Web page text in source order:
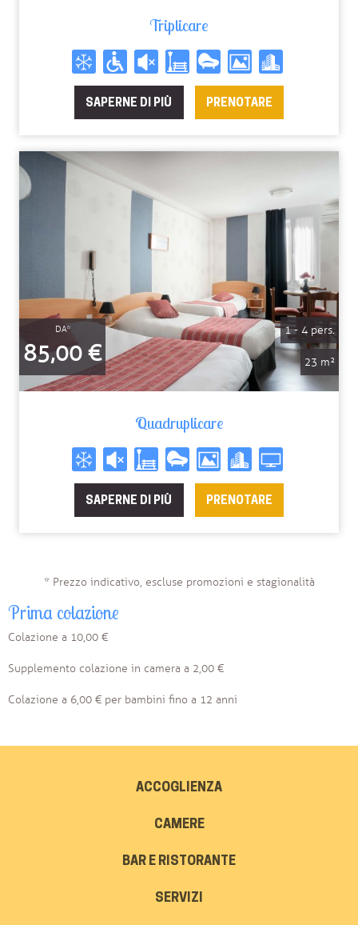
Triplicare
SAPERNE DI PIÙ PRENOTARE
1 - 4 pers.
23 m²
DA*
85,00 €
Quadruplicare
SAPERNE DI PIÙ PRENOTARE
* Prezzo indicativo, escluse promozioni e stagionalità
Prima colazione
Colazione a 10,00 €
Supplemento colazione in camera a 2,00 €
Colazione a 6,00 € per bambini fino a 12 anni
ACCOGLIENZA
CAMERE
BAR E RISTORANTE
SERVIZI